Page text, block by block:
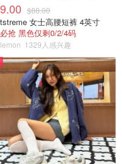
滋润
一起好好做皮肤管理
$88.00
女士高腰短裤 4英寸
抢 黑色仅剩0/2/4码
1329人感兴趣